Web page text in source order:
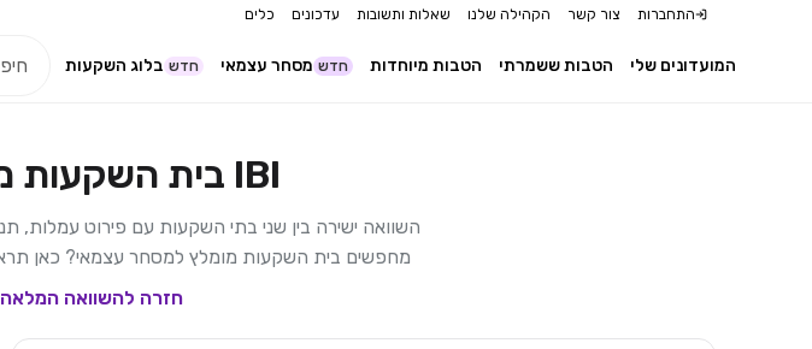
התחברות צור קשר הקהילה שלנו שאלות ותשובות עדכונים כלים
בלוג השקעות חדש מסחר עצמאי חדש הטבות מיוחדות הטבות ששמרתי המועדונים שלי
IBI בית השקעות
השוואה ישירה בין שני בתי השקעות עם פירוט עמלות,
מחפשים בית השקעות מומלץ למסחר עצמאי? כאן
חזרה להשוואה